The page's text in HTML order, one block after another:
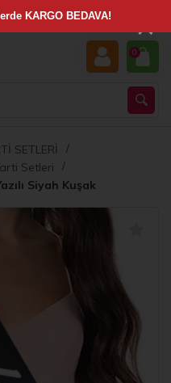
0
SETLERİ
Setleri
Siyah Kuşak
×